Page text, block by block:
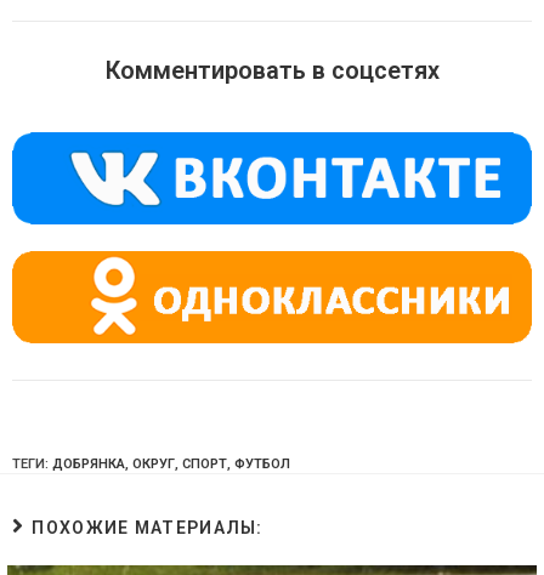
o
a
ss
ni
ki
gr
m
s
p
p
Комментировать в соцсетях
ТЕГИ: ДОБРЯНКА, ОКРУГ, СПОРТ, ФУТБОЛ
ПОХОЖИЕ МАТЕРИАЛЫ: